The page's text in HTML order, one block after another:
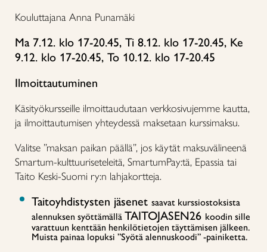
Kouluttajana Anna Punamäki
Ma 7.12. klo 17-20.45, Ti 8.12. klo 17-20.45, Ke
9.12. klo 17-20.45, To 10.12. klo 17-20.45
Ilmoittautuminen
Käsityökursseille ilmoittaudutaan verkkosivujemme kautta,
ja ilmoittautumisen yhteydessä maksetaan kurssimaksu.
Valitse ”maksan paikan päällä”, jos käytät maksuvälineenä
Smartum-kulttuuriseteleitä, SmartumPay:tä, Epassia tai
Taito Keski-Suomi ry:n lahjakortteja.
Taitoyhdistysten jäsenet saavat kurssiostoksista
alennuksen syöttämällä TAITOJASEN26 koodin sille
varattuun kenttään henkilötietojen täyttämisen jälkeen.
Muista painaa lopuksi ”Syötä alennuskoodi” -painiketta.